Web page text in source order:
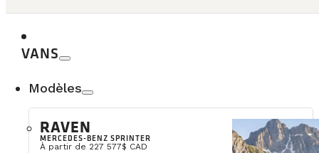
VANS
Modèles
RAVEN
MERCEDES-BENZ SPRINTER
À partir de 227 577$ CAD